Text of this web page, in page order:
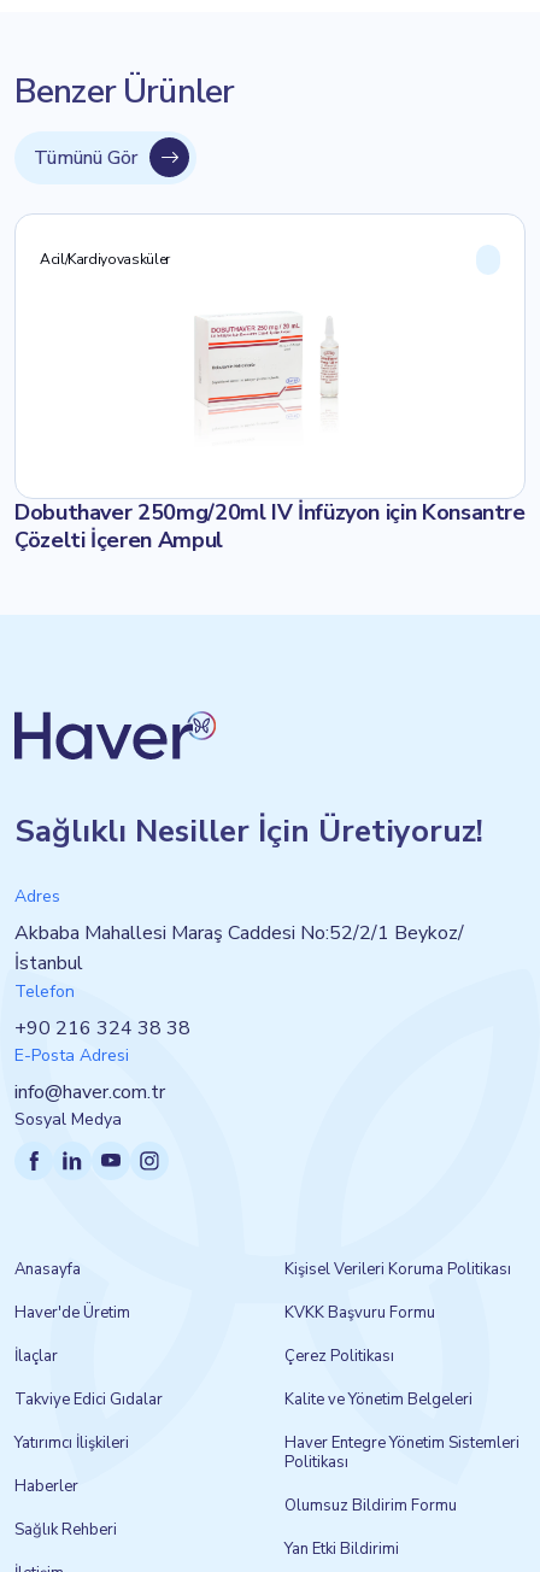
Benzer Ürünler
Tümünü Gör
Acil/Kardiyovasküler
Dobuthaver 250mg/20ml IV İnfüzyon için Konsantre
Çözelti İçeren Ampul
Sağlıklı Nesiller İçin Üretiyoruz!
Adres
Akbaba Mahallesi Maraş Caddesi No:52/2/1 Beykoz/
İstanbul
Telefon
+90 216 324 38 38
E-Posta Adresi
info@haver.com.tr
Sosyal Medya
Anasayfa
Haver'de Üretim
İlaçlar
Takviye Edici Gıdalar
Yatırımcı İlişkileri
Haberler
Sağlık Rehberi
Kişisel Verileri Koruma Politikası
KVKK Başvuru Formu
Çerez Politikası
Kalite ve Yönetim Belgeleri
Haver Entegre Yönetim Sistemleri
Politikası
Olumsuz Bildirim Formu
Yan Etki Bildirimi